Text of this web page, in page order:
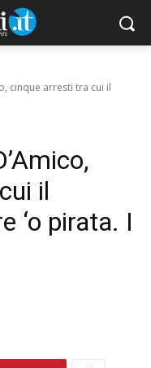
cinque arresti tra cui il
il
‘o pirata. I